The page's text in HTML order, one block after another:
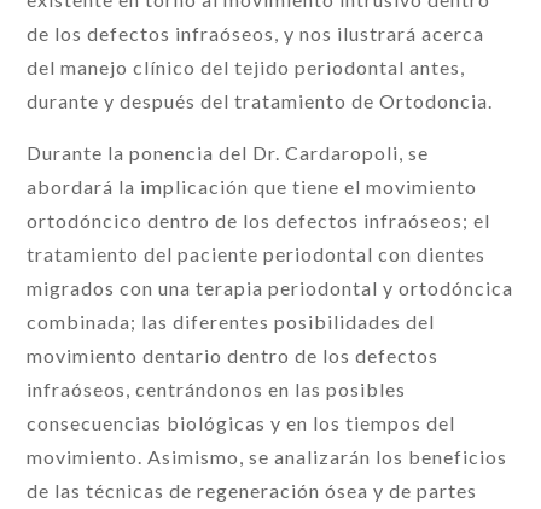
de los defectos infraóseos, y nos ilustrará acerca
del manejo clínico del tejido periodontal antes,
durante y después del tratamiento de Ortodoncia.
Durante la ponencia del Dr. Cardaropoli, se
abordará la implicación que tiene el movimiento
ortodóncico dentro de los defectos infraóseos; el
tratamiento del paciente periodontal con dientes
migrados con una terapia periodontal y ortodóncica
combinada; las diferentes posibilidades del
movimiento dentario dentro de los defectos
infraóseos, centrándonos en las posibles
consecuencias biológicas y en los tiempos del
movimiento. Asimismo, se analizarán los beneficios
de las técnicas de regeneración ósea y de partes